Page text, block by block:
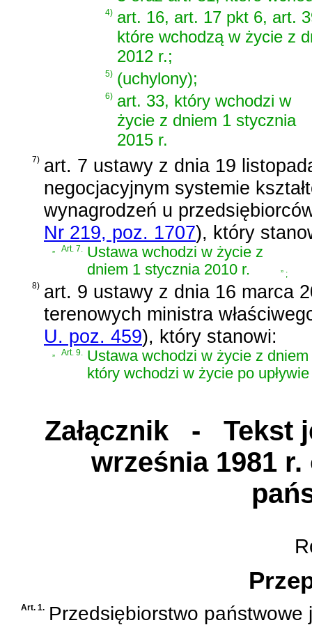
4) art. 16, art. 17 pkt 6, art.
które wchodzą w życie z
2012 r.;
5) (uchylony);
6) art. 33, który wchodzi w
życie z dniem 1 stycznia
2015 r.
7) art. 7 ustawy z dnia 19
negocjacyjnym systemie
wynagrodzeń u
Nr 219, poz. 1707), który
Art. 7.
Ustawa wchodzi w życie z
dniem 1 stycznia 2010 r.
” ;
8) art. 9 ustawy z dnia 16 marca
terenowych ministra
U. poz. 459), który stanowi:
„ Art. 9. Ustawa wchodzi w życie z
który wchodzi w życie po
Załącznik- Tekst
września 1981
Art. 1. Przedsiębiorstwo państwowe